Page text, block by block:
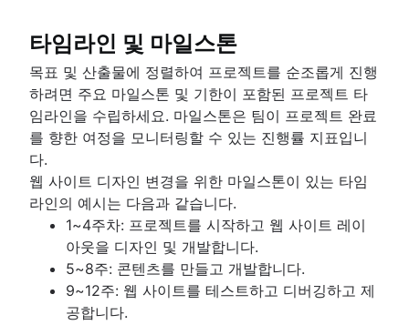
Product-led growth
Story mapping
타임라인 및 마일스톤
목표 및 산출물에 정렬하여 프로젝트를 순조롭게 진행
하려면 주요 마일스톤 및 기한이 포함된 프로젝트 타
임라인을 수립하세요. 마일스톤은 팀이 프로젝트 완료
를 향한 여정을 모니터링할 수 있는 진행률 지표입니
다.
웹 사이트 디자인 변경을 위한 마일스톤이 있는 타임
라인의 예시는 다음과 같습니다.
1~4주차: 프로젝트를 시작하고 웹 사이트 레이
아웃을 디자인 및 개발합니다.
5~8주: 콘텐츠를 만들고 개발합니다.
9~12주: 웹 사이트를 테스트하고 디버깅하고 제
공합니다.